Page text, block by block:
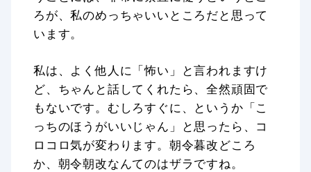
ろが、私のめっちゃいいところだと思って
います。
私は、よく他人に「怖い」と言われますけ
ど、ちゃんと話してくれたら、全然頑固で
もないです。むしろすぐに、というか「こ
っちのほうがいいじゃん」と思ったら、コ
ロコロ気が変わります。朝令暮改どころ
か、朝令朝改なんてのはザラですね。